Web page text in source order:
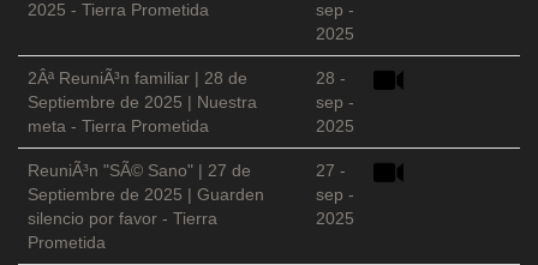
2025 - Tierra Prometida
sep -
2025
2Âª ReuniÃ³n familiar | 28 de
Septiembre de 2025 | Nuestra
meta - Tierra Prometida
28 -
sep -
2025
ReuniÃ³n "SÃ© Sano" | 27 de
Septiembre de 2025 | Guarden
silencio por favor - Tierra
Prometida
27 -
sep -
2025